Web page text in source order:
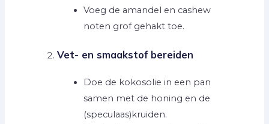
Voeg de amandel en cashew
noten grof gehakt toe.
Vet- en smaakstof bereiden
Doe de kokosolie in een pan
samen met de honing en de
(speculaas)kruiden.